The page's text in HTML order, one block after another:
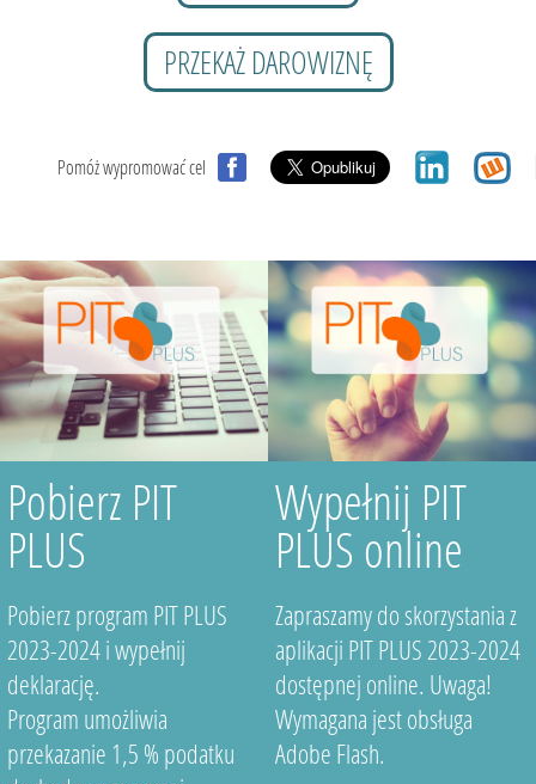
PRZEKAŻ DAROWIZNĘ
Pomóż wypromować cel
Pobierz PIT
PLUS
Pobierz program PIT PLUS
2023-2024 i wypełnij
deklarację.
Program umożliwia
przekazanie 1,5 % podatku
Wypełnij PIT
PLUS online
Zapraszamy do skorzystania z
aplikacji PIT PLUS 2023-2024
dostępnej online. Uwaga!
Wymagana jest obsługa
Adobe Flash.